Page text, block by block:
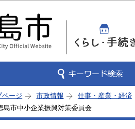
ページ 市政情報 仕事・産業・経済
市中小企業振興対策委員会